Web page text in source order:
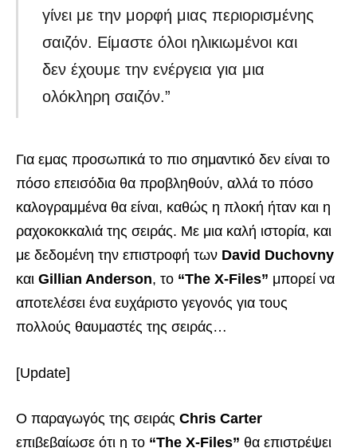
γίνει με την μορφή μιας περιορισμένης
σαιζόν. Είμαστε όλοι ηλικιωμένοι και
δεν έχουμε την ενέργεια για μια
ολόκληρη σαιζόν.”
Για εμας προσωπικά το πιο σημαντικό δεν είναι το
πόσο επεισόδια θα προβληθούν, αλλά το πόσο
καλογραμμένα θα είναι, καθώς η πλοκή ήταν και η
ραχοκοκκαλιά της σειράς. Με μια καλή ιστορία, και
με δεδομένη την επιστροφή των David Duchovny
και Gillian Anderson, το “The X-Files” μπορεί να
αποτελέσει ένα ευχάριστο γεγονός για τους
πολλούς θαυμαστές της σειράς…
[Update]
Ο παραγωγός της σειράς Chris Carter
επιβεβαίωσε ότι η το “The X-Files” θα επιστρέψει